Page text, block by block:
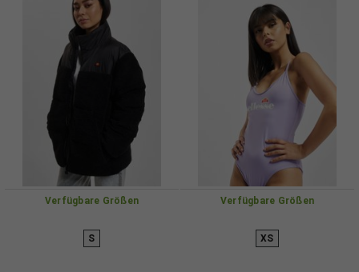
Verfügbare Größen
S
Verfügbare Größen
XS